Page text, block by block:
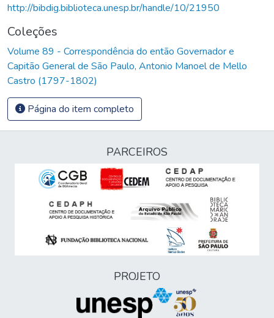
http://bibdig.biblioteca.unesp.br/handle/10/21950
Coleções
Volume 89 - Correspondência do então Governador e
Capitão General de São Paulo, Antonio Manoel de Mello
Castro (1797-1802)
Página do item completo
PARCEIROS
PROJETO